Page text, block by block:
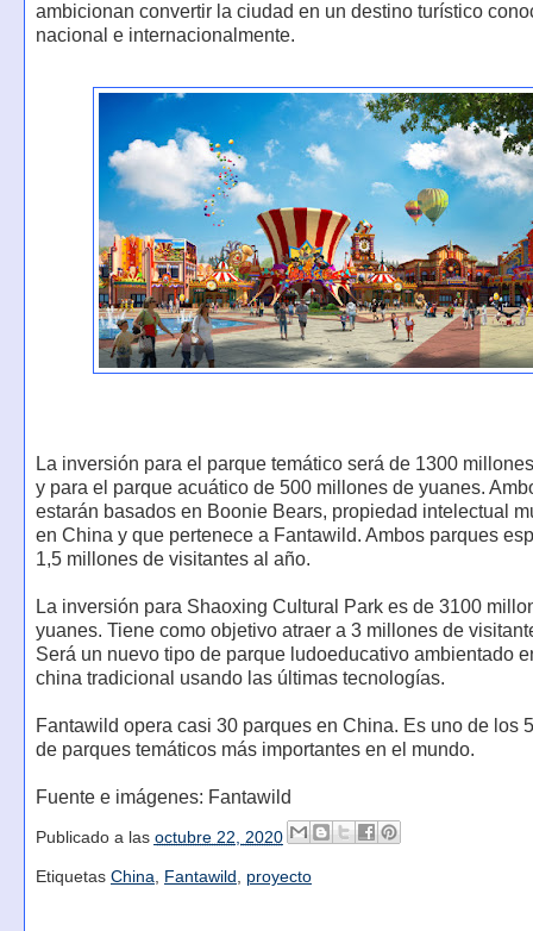
ambicionan convertir la ciudad en un destino turístico
nacional e internacionalmente.
La inversión para el parque temático será de 1300
y para el parque acuático de 500 millones de yuanes.
estarán basados en Boonie Bears, propiedad intelectual
en China y que pertenece a Fantawild. Ambos parques
1,5 millones de visitantes al año.
La inversión para Shaoxing Cultural Park es de 3100
yuanes. Tiene como objetivo atraer a 3 millones de
Será un nuevo tipo de parque ludoeducativo ambientado
china tradicional usando las últimas tecnologías.
Fantawild opera casi 30 parques en China. Es uno de los
de parques temáticos más importantes en el mundo.
Fuente e imágenes: Fantawild
Publicado a las octubre 22, 2020
Etiquetas China, Fantawild , proyecto